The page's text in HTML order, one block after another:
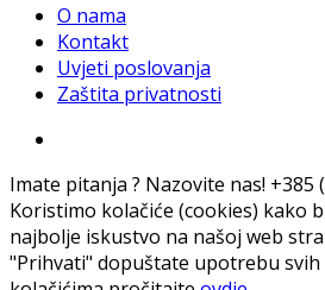
O nama
Kontakt
Uvjeti poslovanja
Zaštita privatnosti
Imate pitanja ? Nazovite nas! +385
Koristimo kolačiće (cookies) kako
najbolje iskustvo na našoj web
"Prihvati" dopuštate upotrebu svih